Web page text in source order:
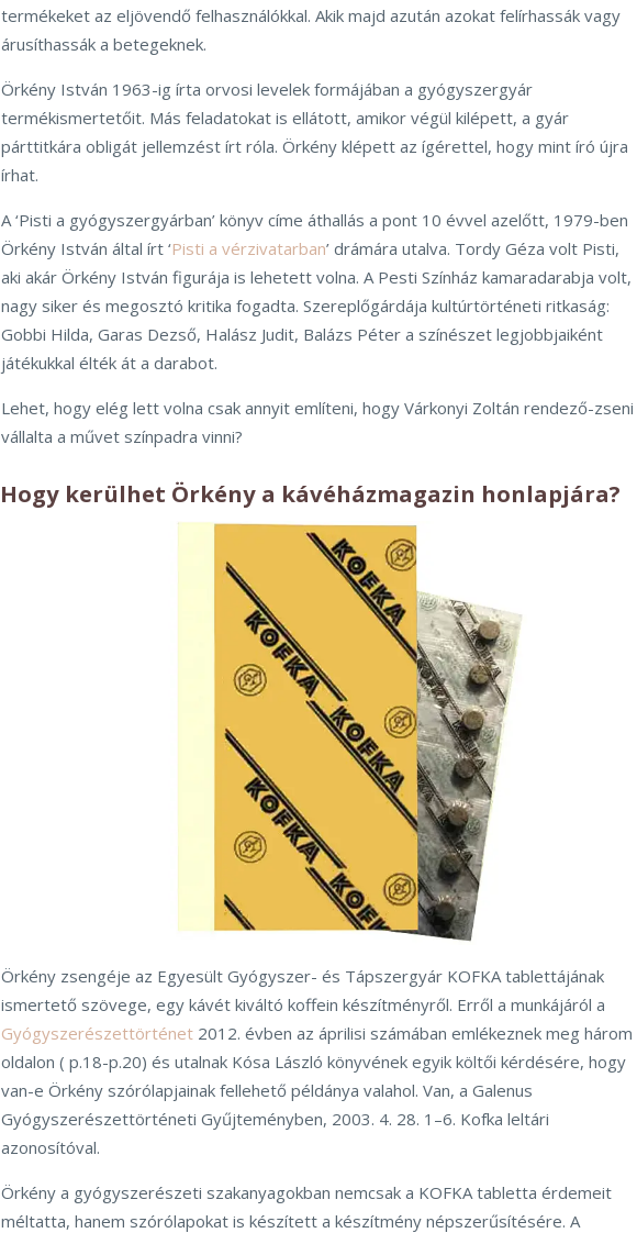
termékeket az eljövendő felhasználókkal. Akik majd azután azokat felírhassák vagy
árusíthassák a betegeknek.
Örkény István 1963-ig írta orvosi levelek formájában a gyógyszergyár
termékismertetőit. Más feladatokat is ellátott, amikor végül kilépett, a gyár
párttitkára obligát jellemzést írt róla. Örkény klépett az ígérettel, hogy mint író újra
írhat.
A ‘Pisti a gyógyszergyárban’ könyv címe áthallás a pont 10 évvel azelőtt, 1979-ben
Örkény István által írt ‘Pisti a vérzivatarban’ drámára utalva. Tordy Géza volt Pisti,
aki akár Örkény István figurája is lehetett volna. A Pesti Színház kamaradarabja volt,
nagy siker és megosztó kritika fogadta. Szereplőgárdája kultúrtörténeti ritkaság:
Gobbi Hilda, Garas Dezső, Halász Judit, Balázs Péter a színészet legjobbjaiként
játékukkal élték át a darabot.
Lehet, hogy elég lett volna csak annyit említeni, hogy Várkonyi Zoltán rendező-zseni
vállalta a művet színpadra vinni?
Hogy kerülhet Örkény a kávéházmagazin honlapjára?
Örkény zsengéje az Egyesült Gyógyszer- és Tápszergyár KOFKA tablettájának
ismertető szövege, egy kávét kiváltó koffein készítményről. Erről a munkájáról a
Gyógyszerészettörténet 2012. évben az áprilisi számában emlékeznek meg három
oldalon ( p.18-p.20) és utalnak Kósa László könyvének egyik költői kérdésére, hogy
van-e Örkény szórólapjainak fellehető példánya valahol. Van, a Galenus
Gyógyszerészettörténeti Gyűjteményben, 2003. 4. 28. 1–6. Kofka leltári
azonosítóval.
Örkény a gyógyszerészeti szakanyagokban nemcsak a KOFKA tabletta érdemeit
méltatta, hanem szórólapokat is készített a készítmény népszerűsítésére. A